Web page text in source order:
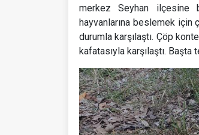
merkez Seyhan ilçesine
hayvanlarına beslemek
durumla karşılaştı. Çöp
kafatasıyla karşılaştı.